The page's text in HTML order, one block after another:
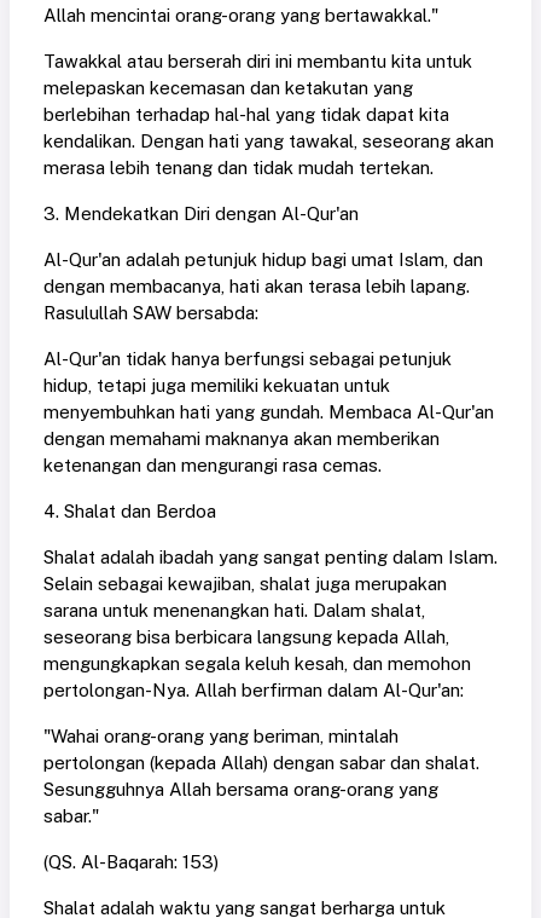
Allah mencintai orang-orang yang bertawakkal."
Tawakkal atau berserah diri ini membantu kita untuk
melepaskan kecemasan dan ketakutan yang
berlebihan terhadap hal-hal yang tidak dapat kita
kendalikan. Dengan hati yang tawakal, seseorang akan
merasa lebih tenang dan tidak mudah tertekan.
3. Mendekatkan Diri dengan Al-Qur'an
Al-Qur'an adalah petunjuk hidup bagi umat Islam, dan
dengan membacanya, hati akan terasa lebih lapang.
Rasulullah SAW bersabda:
Al-Qur'an tidak hanya berfungsi sebagai petunjuk
hidup, tetapi juga memiliki kekuatan untuk
menyembuhkan hati yang gundah. Membaca Al-Qur'an
dengan memahami maknanya akan memberikan
ketenangan dan mengurangi rasa cemas.
4. Shalat dan Berdoa
Shalat adalah ibadah yang sangat penting dalam Islam.
Selain sebagai kewajiban, shalat juga merupakan
sarana untuk menenangkan hati. Dalam shalat,
seseorang bisa berbicara langsung kepada Allah,
mengungkapkan segala keluh kesah, dan memohon
pertolongan-Nya. Allah berfirman dalam Al-Qur'an:
"Wahai orang-orang yang beriman, mintalah
pertolongan (kepada Allah) dengan sabar dan shalat.
Sesungguhnya Allah bersama orang-orang yang
sabar."
(QS. Al-Baqarah: 153)
Shalat adalah waktu yang sangat berharga untuk